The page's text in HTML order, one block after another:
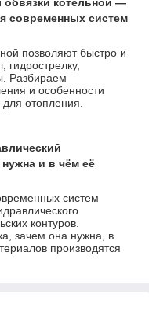
современных систем
позволяют быстро и
гидрострелку,
Разбираем
и особенности
отопления.
и в чём её
систем
контуров.
зачем она нужна, в
производятся